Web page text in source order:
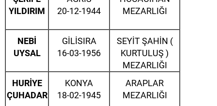
YILDIRIM
20-12-1944
MEZARLIĞI
NEBİ
UYSAL
GİLİSIRA
16-03-1956
SEYİT ŞAHİN (
KURTULUŞ )
MEZARLIĞI
HURİYE
ÇUHADAR
KONYA
18-02-1945
ARAPLAR
MEZARLIĞI